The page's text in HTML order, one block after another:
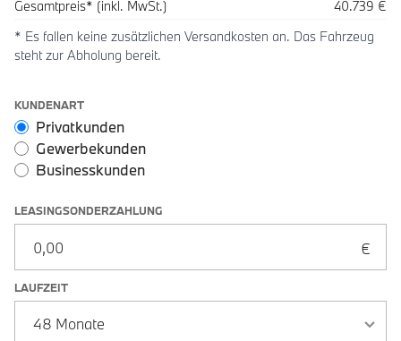
Gesamtpreis* (inkl. MwSt.)
40.739 €
* Es fallen keine zusätzlichen Versandkosten an. Das Fahrzeug
steht zur Abholung bereit.
Leasingoptionen: Sonderzahlung und Laufzeit
KUNDENART
Privatkunden
Gewerbekunden
Businesskunden
LEASINGSONDERZAHLUNG
LAUFZEIT